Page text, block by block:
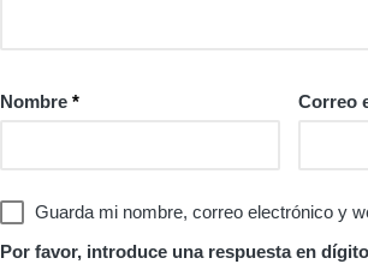
Nombre * Correo
Guarda mi nombre, correo electrónico y
Por favor, introduce una respuesta en